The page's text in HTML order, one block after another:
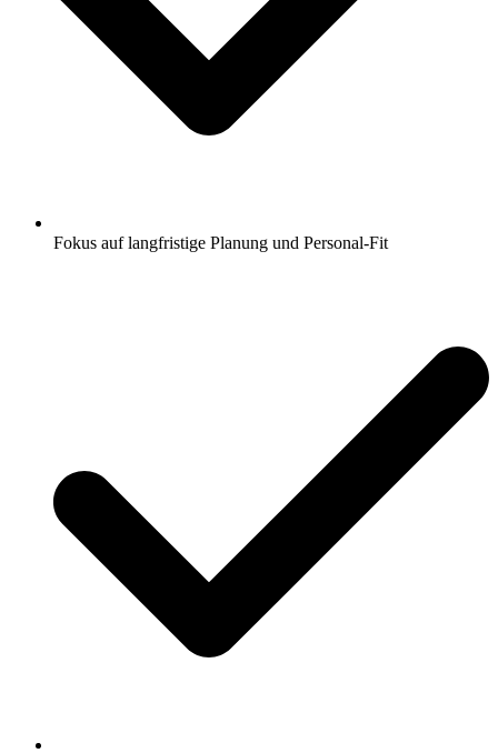
Fokus auf langfristige Planung und Personal-Fit